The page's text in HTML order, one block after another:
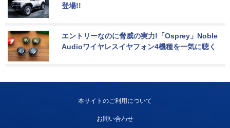
登場!!
エントリーなのに脅威の実力!「Osprey」Noble
Audioワイヤレスイヤフォン4機種を一気に聴く
本サイトのご利用について
お問い合わせ